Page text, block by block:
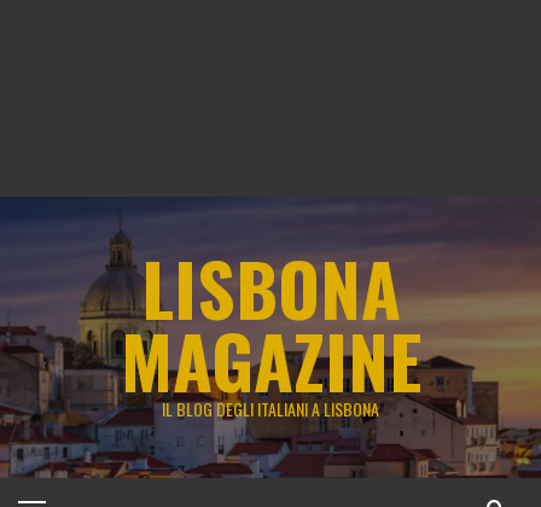
LISBONA
MAGAZINE
IL BLOG DEGLI ITALIANI A LISBONA